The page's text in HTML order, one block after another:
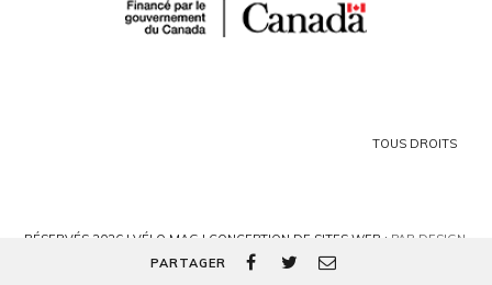
PARTAGER
TOUS DROITS
RÉSERVÉS 2026 | VÉLO MAG | CONCEPTION DE SITES WEB : PAR DESIGN,
AGENCE WEB